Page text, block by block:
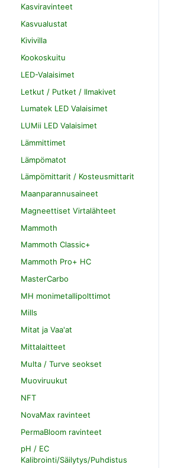
Kasviravinteet
Kasvualustat
Kivivilla
Kookoskuitu
LED-Valaisimet
Letkut / Putket / Ilmakivet
Lumatek LED Valaisimet
LUMii LED Valaisimet
Lämmittimet
Lämpömatot
Lämpömittarit / Kosteusmittarit
Maanparannusaineet
Magneettiset Virtalähteet
Mammoth
Mammoth Classic+
Mammoth Pro+ HC
MasterCarbo
MH monimetallipolttimot
Mills
Mitat ja Vaa'at
Mittalaitteet
Multa / Turve seokset
Muoviruukut
NFT
NovaMax ravinteet
PermaBloom ravinteet
pH / EC
Kalibrointi/Säilytys/Puhdistus